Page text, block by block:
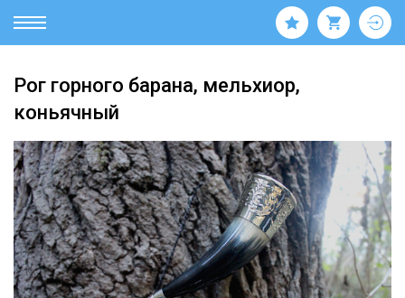
Рог горного барана, мельхиор,
коньячный